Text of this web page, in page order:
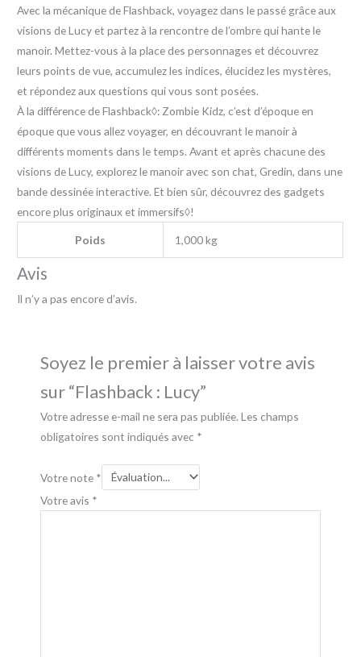
Avec la mécanique de Flashback, voyagez dans le passé grâce aux
visions de Lucy et partez à la rencontre de l’ombre qui hante le
manoir. Mettez-vous à la place des personnages et découvrez
leurs points de vue, accumulez les indices, élucidez les mystères,
et répondez aux questions qui vous sont posées.
À la différence de Flashback◊: Zombie Kidz, c’est d’époque en
époque que vous allez voyager, en découvrant le manoir à
différents moments dans le temps. Avant et après chacune des
visions de Lucy, explorez le manoir avec son chat, Gredin, dans une
bande dessinée interactive. Et bien sûr, découvrez des gadgets
encore plus originaux et immersifs◊!
Poids 1,000 kg
Avis
Il n’y a pas encore d’avis.
Soyez le premier à laisser votre avis
sur “Flashback : Lucy”
Votre adresse e-mail ne sera pas publiée. Les champs
obligatoires sont indiqués avec *
Votre note *
Votre avis *